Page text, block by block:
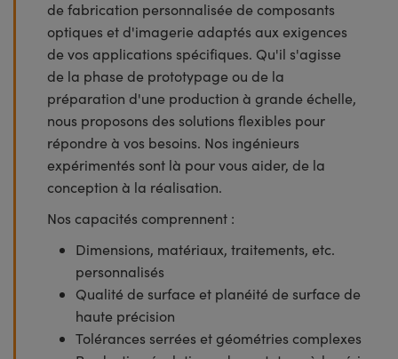
de fabrication personnalisée de composants
optiques et d'imagerie adaptés aux exigences
de vos applications spécifiques. Qu'il s'agisse
de la phase de prototypage ou de la
préparation d'une production à grande échelle,
nous proposons des solutions flexibles pour
répondre à vos besoins. Nos ingénieurs
expérimentés sont là pour vous aider, de la
conception à la réalisation.
Nos capacités comprennent :
Dimensions, matériaux, traitements, etc.
personnalisés
Qualité de surface et planéité de surface de
haute précision
Tolérances serrées et géométries complexes